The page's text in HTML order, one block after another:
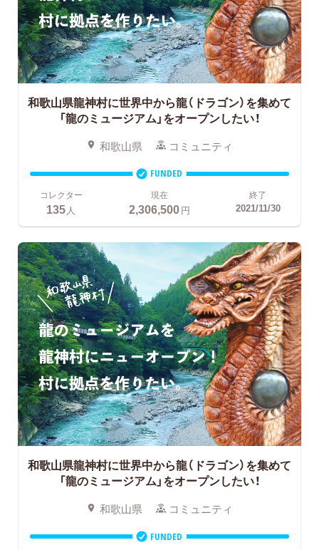
和歌山県龍神村に世界中から龍（ドラゴン）を集めて
「龍のミュージアム」をオープンしたい！
和歌山県 コミュニティ
FUNDED
コレクター
135 人
現在
2,306,500円
終了
2021/11/30
和歌山県龍神村に世界中から龍（ドラゴン）を集めて
「龍のミュージアム」をオープンしたい！
和歌山県 コミュニティ
FUNDED